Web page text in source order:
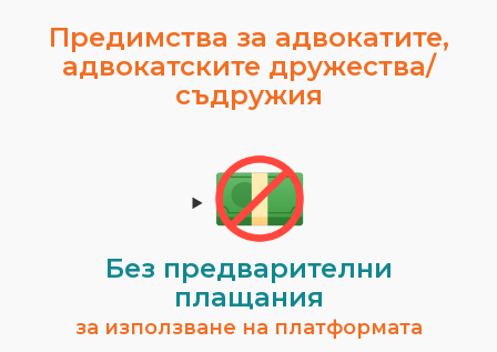
Предимства за адвокатите,
адвокатските дружества/
съдружия
Без предварителни
плащания
за използване на платформата